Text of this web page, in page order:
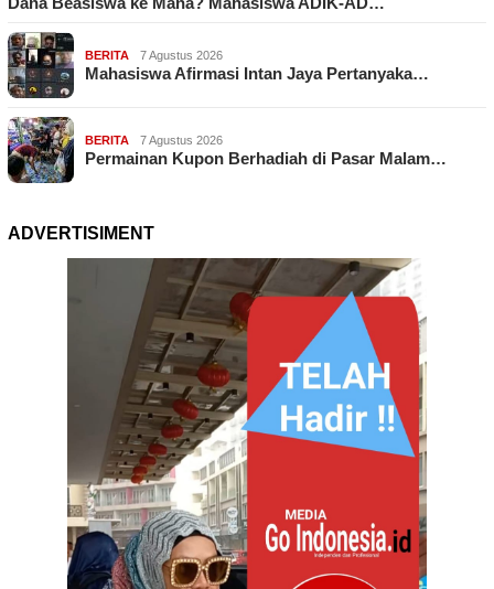
BERITA 7 Agustus 2026
Mahasiswa Afirmasi Intan Jaya Pertanyaka…
BERITA 7 Agustus 2026
Permainan Kupon Berhadiah di Pasar Malam…
ADVERTISIMENT